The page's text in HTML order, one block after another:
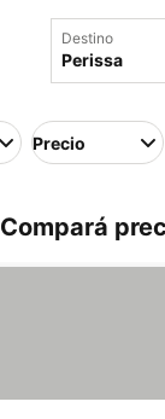
Destino
Precio
Compará